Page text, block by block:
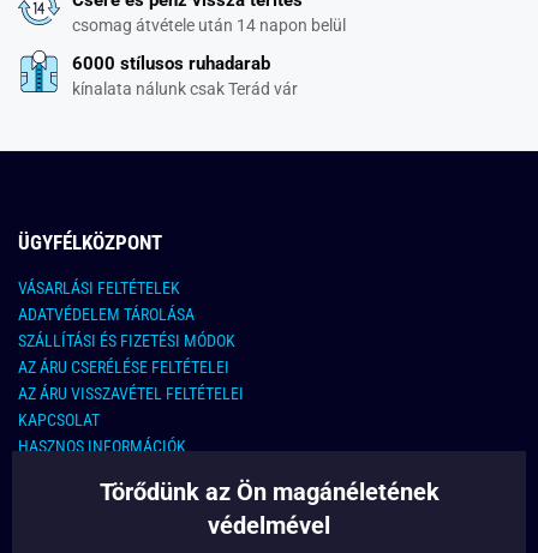
csomag átvétele után 14 napon belül
6000 stílusos ruhadarab
kínalata nálunk csak Terád vár
ÜGYFÉLKÖZPONT
VÁSARLÁSI FELTÉTELEK
ADATVÉDELEM TÁROLÁSA
SZÁLLÍTÁSI ÉS FIZETÉSI MÓDOK
AZ ÁRU CSERÉLÉSE FELTÉTELEI
AZ ÁRU VISSZAVÉTEL FELTÉTELEI
KAPCSOLAT
HASZNOS INFORMÁCIÓK
KAPCSOLATTörődünk az Ön magánéletének
védelmével